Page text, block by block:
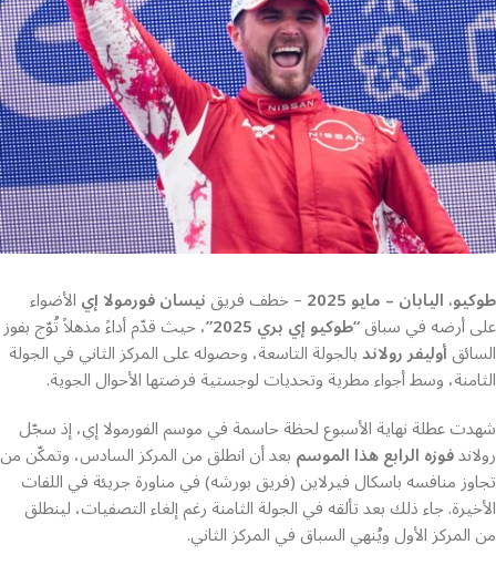
طوكيو، اليابان – مايو 2025 – خطف فريقنيسان فورمولا إيالأضواء
على أرضه في سباق“طوكيو إي بري 2025” ، حيث قدّم أداءً مذهلاً تُوّج بفوز
السائقأوليفر رولاندبالجولة التاسعة، وحصوله على المركز الثاني في الجولة
الثامنة، وسط أجواء مطرية وتحديات لوجستية فرضتها الأحوال الجوية.
شهدت عطلة نهاية الأسبوع لحظة حاسمة في موسم الفورمولا إي، إذ سجّل
رولاندفوزه الرابع هذا الموسمبعد أن انطلق من المركز السادس، وتمكّن من
تجاوز منافسه باسكال فيرلاين (فريق بورشه) في مناورة جريئة في اللفات
الأخيرة. جاء ذلك بعد تألقه في الجولة الثامنة رغم إلغاء التصفيات، لينطلق
من المركز الأول ويُنهي السباق في المركز الثاني.